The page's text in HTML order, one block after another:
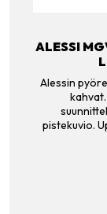
ALESSI
Alessin
pistekuvio.